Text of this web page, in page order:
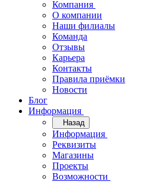
Компания
О компании
Наши филиалы
Команда
Отзывы
Карьера
Контакты
Правила приёмки
Новости
Блог
Информация
Назад
Информация
Реквизиты
Магазины
Проекты
Возможности